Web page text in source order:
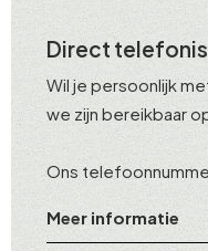
Direct
Wil je persoonlijk
we zijn bereikbaar
Ons
Meer informatie